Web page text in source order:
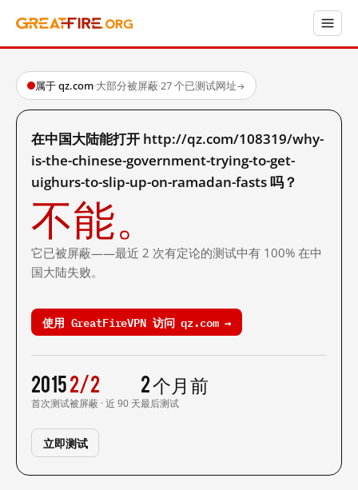
属于 qz.com·大部分被屏蔽·27 个已测试网址→
在中国大陆能打开 http://qz.com/108319/why-
is-the-chinese-government-trying-to-get-
uighurs-to-slip-up-on-ramadan-fasts 吗？
不能。
它已被屏蔽——最近 2 次有定论的测试中有 100% 在中
国大陆失败。
使用 GreatFireVPN 访问 qz.com →
2015
首次测试
2/2
被屏蔽 · 近 90 天
2 个月前
最后测试
立即测试